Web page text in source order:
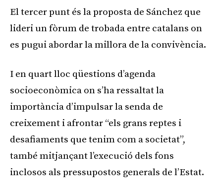
El tercer punt és la proposta de Sánchez que
lideri un fòrum de trobada entre catalans on
es pugui abordar la millora de la convivència.
I en quart lloc qüestions d’agenda
socioeconòmica on s’ha ressaltat la
importància d’impulsar la senda de
creixement i afrontar “els grans reptes i
desafiaments que tenim com a societat”,
també mitjançant l’execució dels fons
inclosos als pressupostos generals de l’Estat.